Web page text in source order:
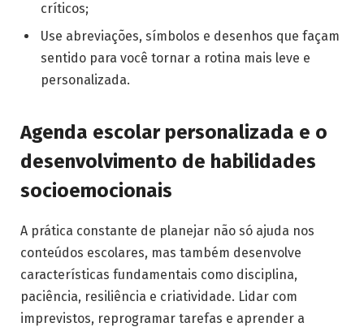
críticos;
Use abreviações, símbolos e desenhos que façam
sentido para você tornar a rotina mais leve e
personalizada.
Agenda escolar personalizada e o
desenvolvimento de habilidades
socioemocionais
A prática constante de planejar não só ajuda nos
conteúdos escolares, mas também desenvolve
características fundamentais como disciplina,
paciência, resiliência e criatividade. Lidar com
imprevistos, reprogramar tarefas e aprender a